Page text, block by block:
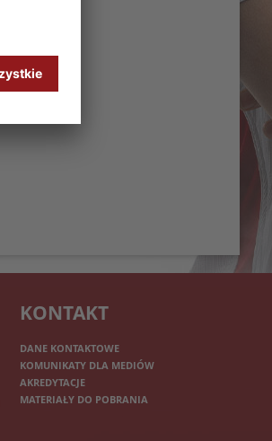
KONTAKT
DANE KONTAKTOWE
KOMUNIKATY DLA MEDIÓW
AKREDYTACJE
MATERIAŁY DO POBRANIA